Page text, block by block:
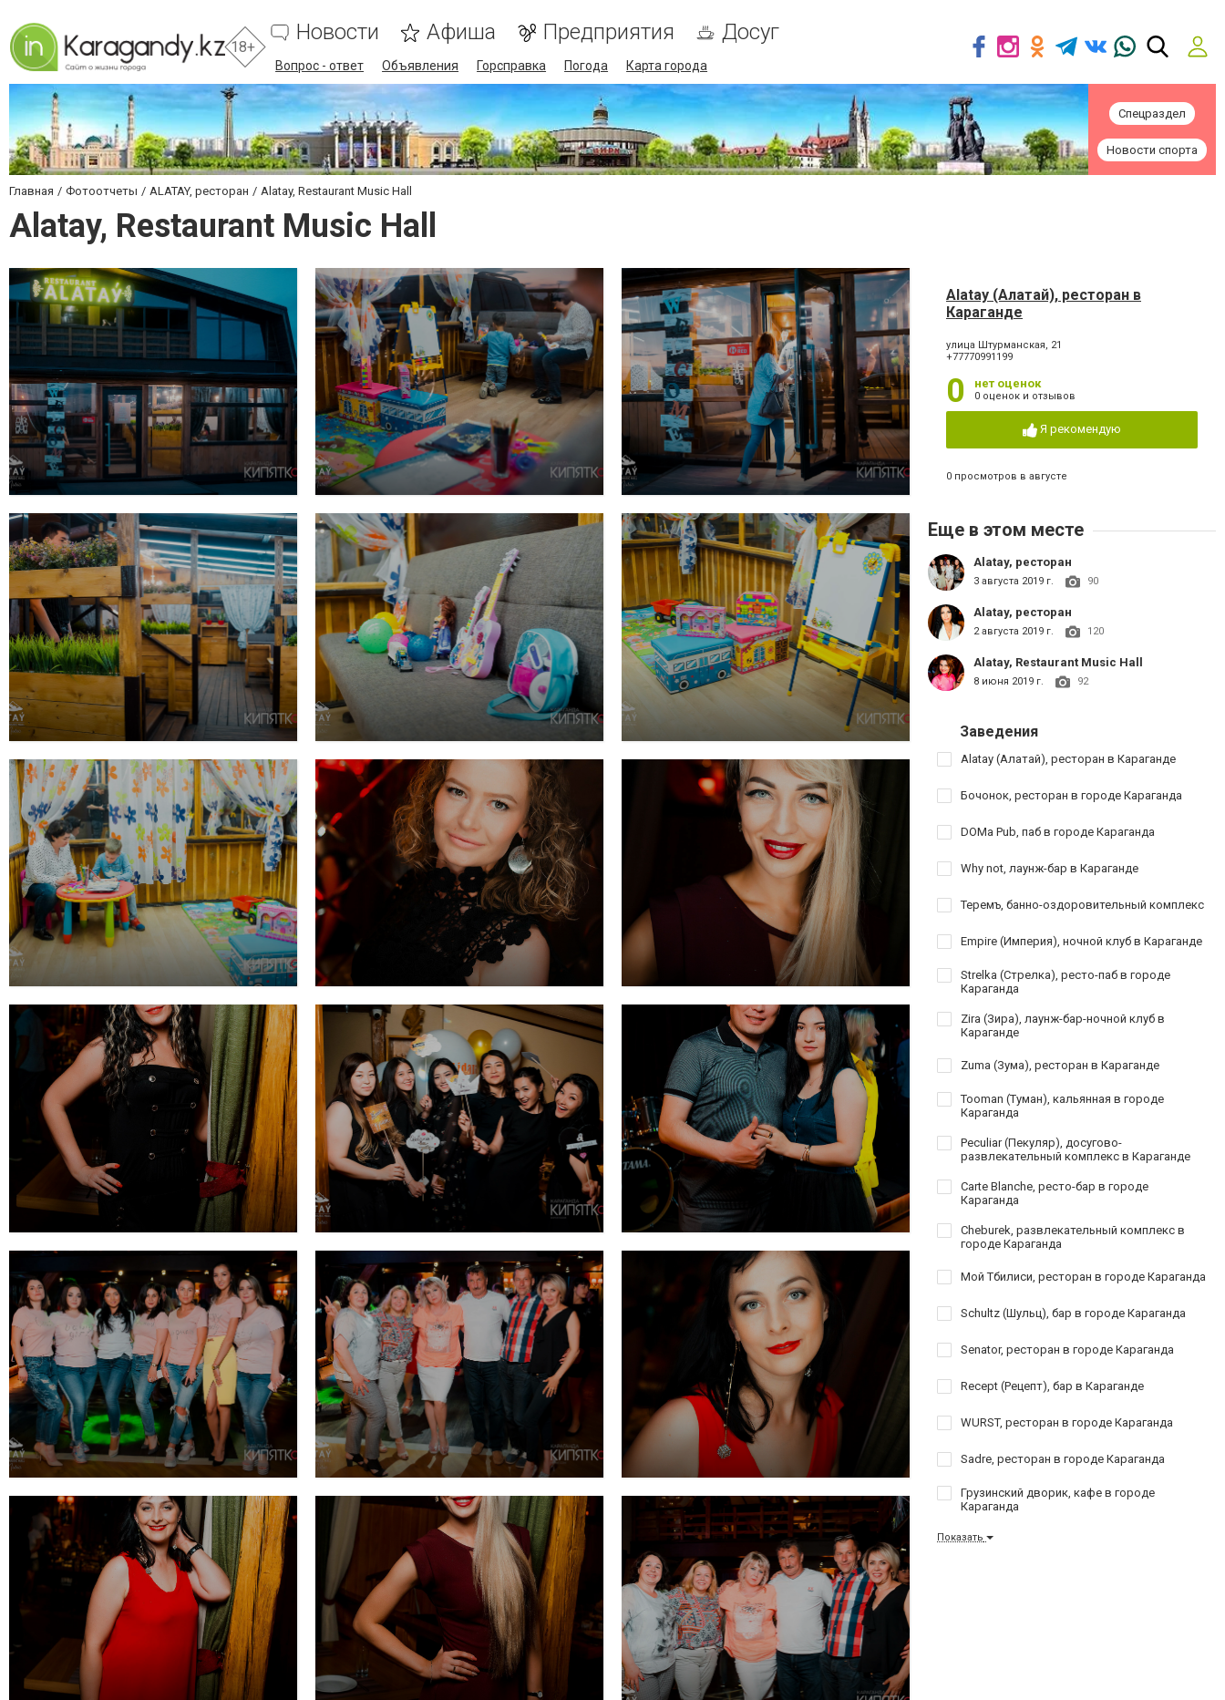
18+
Новости Афиша Предприятия Досуг
Вопрос - ответ Объявления Горсправка Погода Карта города
Спецраздел
Новости спорта
Главная Фотоотчеты ALATAY, ресторан Alatay, Restaurant Music Hall
Alatay, Restaurant Music Hall
Alatay (Алатай), ресторан в
Караганде
улица Штурманская, 21
+77770991199
0 нет оценок
0 оценок и отзывов
Я рекомендую
0 просмотров в августе
Еще в этом месте
Alatay, ресторан
3 августа 2019 г. 90
Alatay, ресторан
2 августа 2019 г. 120
Alatay, Restaurant Music Hall
8 июня 2019 г. 92
Заведения
Alatay (Алатай), ресторан в Караганде
Бочонок, ресторан в городе Караганда
DOMa Pub, паб в городе Караганда
Why not, лаунж-бар в Караганде
Теремъ, банно-оздоровительный комплекс
Empire (Империя), ночной клуб в Караганде
Strelka (Стрелка), ресто-паб в городе
Караганда
Zira (Зира), лаунж-бар-ночной клуб в
Караганде
Zuma (Зума), ресторан в Караганде
Tooman (Туман), кальянная в городе
Караганда
Peculiar (Пекуляр), досугово-
развлекательный комплекс в Караганде
Carte Blanche, ресто-бар в городе
Караганда
Cheburek, развлекательный комплекс в
городе Караганда
Мой Тбилиси, ресторан в городе Караганда
Schultz (Шульц), бар в городе Караганда
Senator, ресторан в городе Караганда
Recept (Рецепт), бар в Караганде
WURST, ресторан в городе Караганда
Sadre, ресторан в городе Караганда
Грузинский дворик, кафе в городе
Караганда
Показать